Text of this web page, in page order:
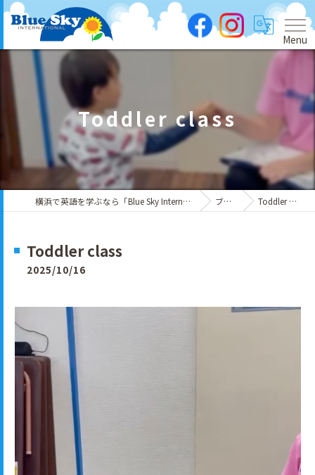
Menu
Toddler class
横浜で英語を学ぶなら「Blue Sky International」 ブログ Toddler class
Toddler class
2025/10/16